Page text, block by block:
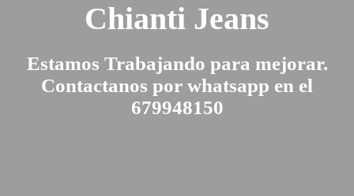
Chianti Jeans
Estamos Trabajando para mejorar.
Contactanos por whatsapp en el
679948150